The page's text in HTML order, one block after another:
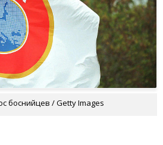
боснийцев / Getty Images